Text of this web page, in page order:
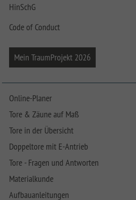
HinSchG
Code of Conduct
Mein TraumProjekt 2026
Online-Planer
Tore & Zäune auf Maß
Tore in der Übersicht
Doppeltore mit E-Antrieb
Tore - Fragen und Antworten
Materialkunde
Aufbauanleitungen